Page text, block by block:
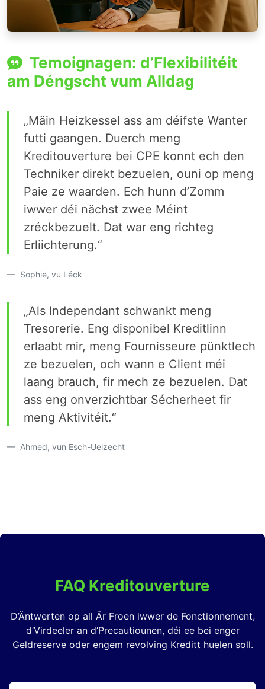
Temoignagen: d’Flexibilitéit
am Déngscht vum Alldag
„Mäin Heizkessel ass am déifste Wanter
futti gaangen. Duerch meng
Kreditouverture bei CPE konnt ech den
Techniker direkt bezuelen, ouni op meng
Paie ze waarden. Ech hunn d’Zomm
iwwer déi nächst zwee Méint
zréckbezuelt. Dat war eng richteg
Erliichterung.“
Sophie, vu Léck
„Als Independant schwankt meng
Tresorerie. Eng disponibel Kreditlinn
erlaabt mir, meng Fournisseure pünktlech
ze bezuelen, och wann e Client méi
laang brauch, fir mech ze bezuelen. Dat
ass eng onverzichtbar Sécherheet fir
meng Aktivitéit.“
Ahmed, vun Esch-Uelzecht
FAQ Kreditouverture
D’Äntwerten op all Är Froen iwwer de Fonctionnement,
d’Virdeeler an d’Precautiounen, déi ee bei enger
Geldreserve oder engem revolving Kreditt huelen soll.